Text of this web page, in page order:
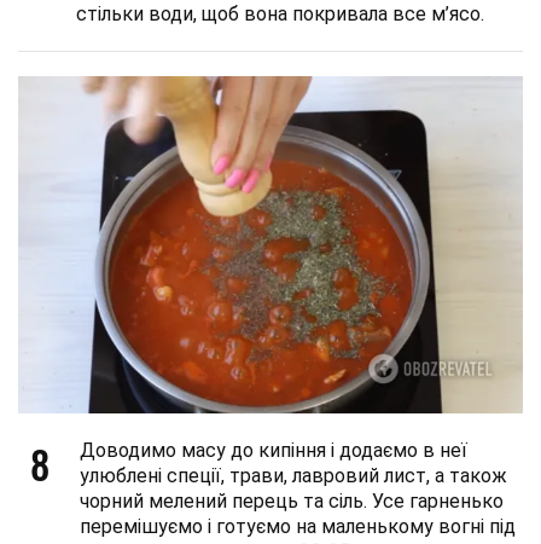
стільки води, щоб вона покривала все м’ясо.
8
Доводимо масу до кипіння і додаємо в неї
улюблені спеції, трави, лавровий лист, а також
чорний мелений перець та сіль. Усе гарненько
перемішуємо і готуємо на маленькому вогні під